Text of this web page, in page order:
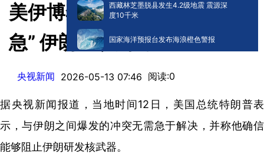
西藏林芝墨脱县发生4.2级地震 震源深
度10千米
国家海洋预报台发布海浪橙色警报
美伊博弈持续 特朗普称“不着
急” 伊朗设谈判门槛
央视新闻 2026-05-13 07:46 阅读:0
据央视新闻报道，当地时间12日，美国总统特朗普表
示，与伊朗之间爆发的冲突无需急于解决，并称他确信
能够阻止伊朗研发核武器。